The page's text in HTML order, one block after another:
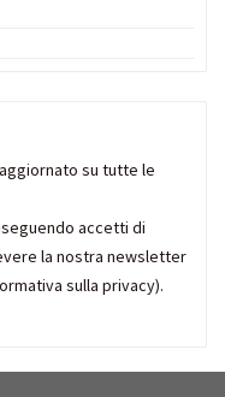
su tutte le
accetti di
la nostra newsletter
sulla privacy).